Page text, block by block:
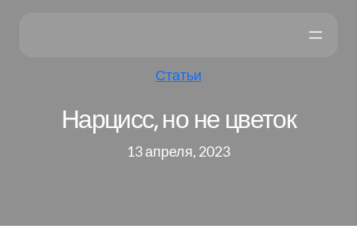
Статьи
Нарцисс, но не цветок
13 апреля, 2023